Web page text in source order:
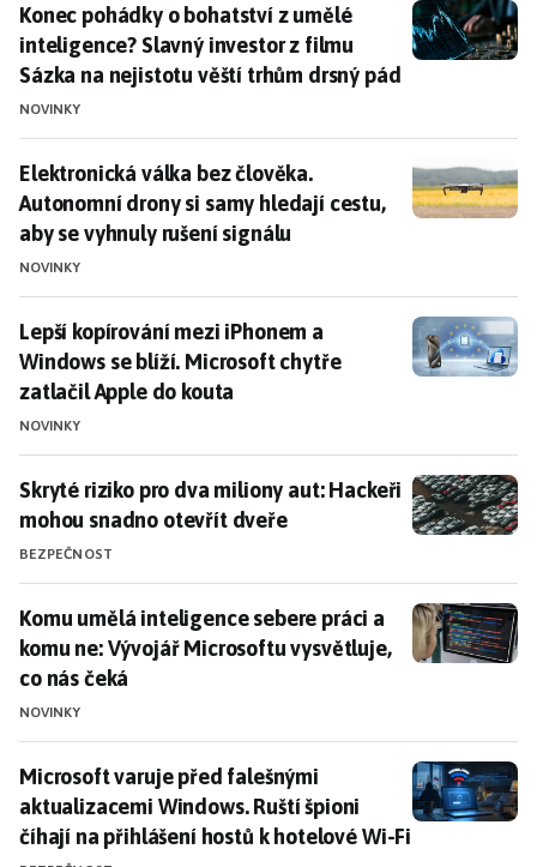
Konec pohádky o bohatství z umělé inteligence?
Konec pohádky o bohatství z umělé
inteligence? Slavný investor z filmu
Sázka na nejistotu věští trhům drsný pád
NOVINKY
Elektronická válka bez člověka. Autonomní drony si
Elektronická válka bez člověka.
Autonomní drony si samy hledají cestu,
aby se vyhnuly rušení signálu
NOVINKY
Lepší kopírování mezi iPhonem a Windows se blíží.
Lepší kopírování mezi iPhonem a
Windows se blíží. Microsoft chytře
zatlačil Apple do kouta
NOVINKY
Skryté riziko pro dva miliony aut: Hackeři mohou
Skryté riziko pro dva miliony aut: Hackeři
mohou snadno otevřít dveře
BEZPEČNOST
Komu umělá inteligence sebere práci a komu ne:
Komu umělá inteligence sebere práci a
komu ne: Vývojář Microsoftu vysvětluje,
co nás čeká
NOVINKY
Microsoft varuje před falešnými aktualizacemi
Microsoft varuje před falešnými
aktualizacemi Windows. Ruští špioni
číhají na přihlášení hostů k hotelové Wi-Fi